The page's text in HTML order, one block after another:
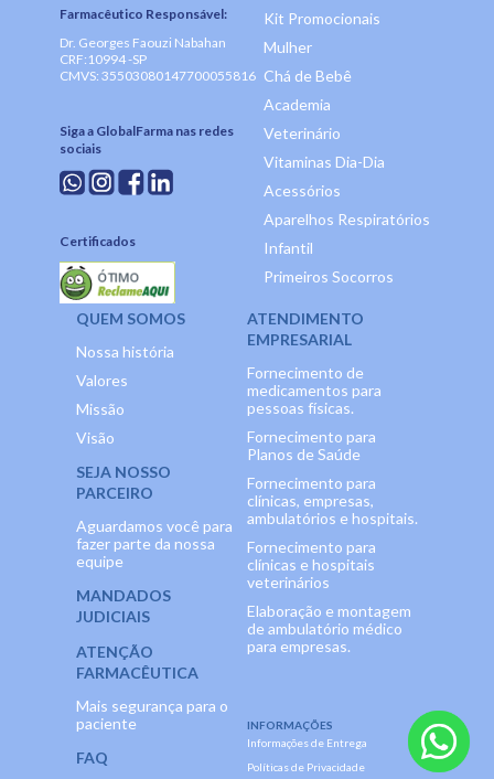
Farmacêutico Responsável:
Dr. Georges Faouzi Nabahan
CRF:10994 -SP
CMVS: 35503080147700055816
Siga a GlobalFarma nas redes
sociais
Certificados
Kit Promocionais
Mulher
Chá de Bebê
Academia
Veterinário
Vitaminas Dia-Dia
Acessórios
Aparelhos Respiratórios
Infantil
Primeiros Socorros
QUEM SOMOS
Nossa história
Valores
Missão
Visão
SEJA NOSSO
PARCEIRO
Aguardamos você para
fazer parte da nossa
equipe
MANDADOS
JUDICIAIS
ATENÇÃO
FARMACÊUTICA
Mais segurança para o
paciente
FAQ
ATENDIMENTO
EMPRESARIAL
Fornecimento de
medicamentos para
pessoas físicas.
Fornecimento para
Planos de Saúde
Fornecimento para
clínicas, empresas,
ambulatórios e hospitais.
Fornecimento para
clínicas e hospitais
veterinários
Elaboração e montagem
de ambulatório médico
para empresas.
INFORMAÇÕES
Informações de Entrega
Políticas de Privacidade